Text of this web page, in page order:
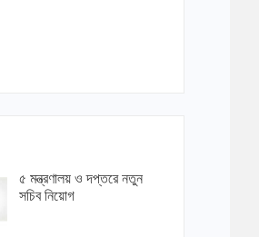
৫ মন্ত্রণালয় ও দপ্তরে নতুন
সচিব নিয়োগ